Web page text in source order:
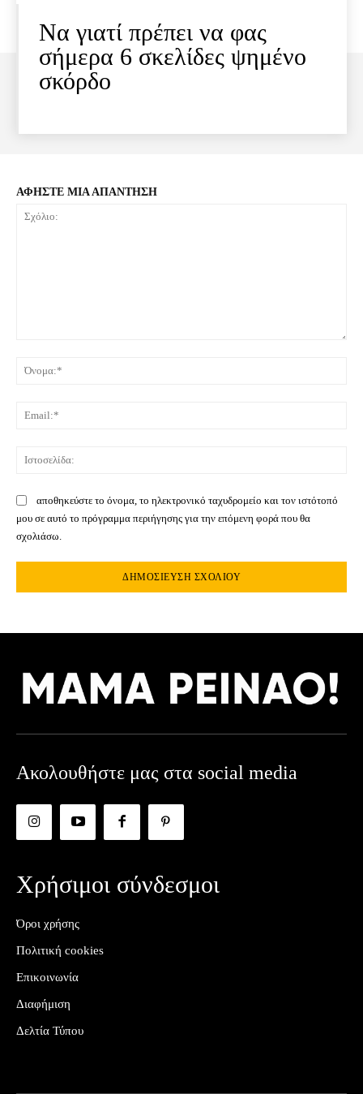
Να γιατί πρέπει να φας
σήμερα 6 σκελίδες ψημένο
σκόρδο
ΑΦΗΣΤΕ ΜΙΑ ΑΠΑΝΤΗΣΗ
αποθηκεύστε το όνομα, το ηλεκτρονικό ταχυδρομείο και τον ιστότοπό
μου σε αυτό το πρόγραμμα περιήγησης για την επόμενη φορά που θα
σχολιάσω.
Ακολουθήστε μας στα social media
Χρήσιμοι σύνδεσμοι
Όροι χρήσης
Πολιτική cookies
Επικοινωνία
Διαφήμιση
Δελτία Τύπου